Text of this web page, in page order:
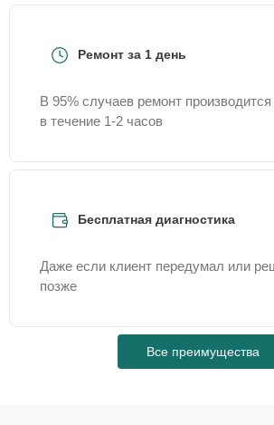
Ремонт за 1 день
В 95% случаев ремонт
в течение 1-2 часов
Бесплатная диагностика
Даже если клиент передумал или
позже
Все преимущества